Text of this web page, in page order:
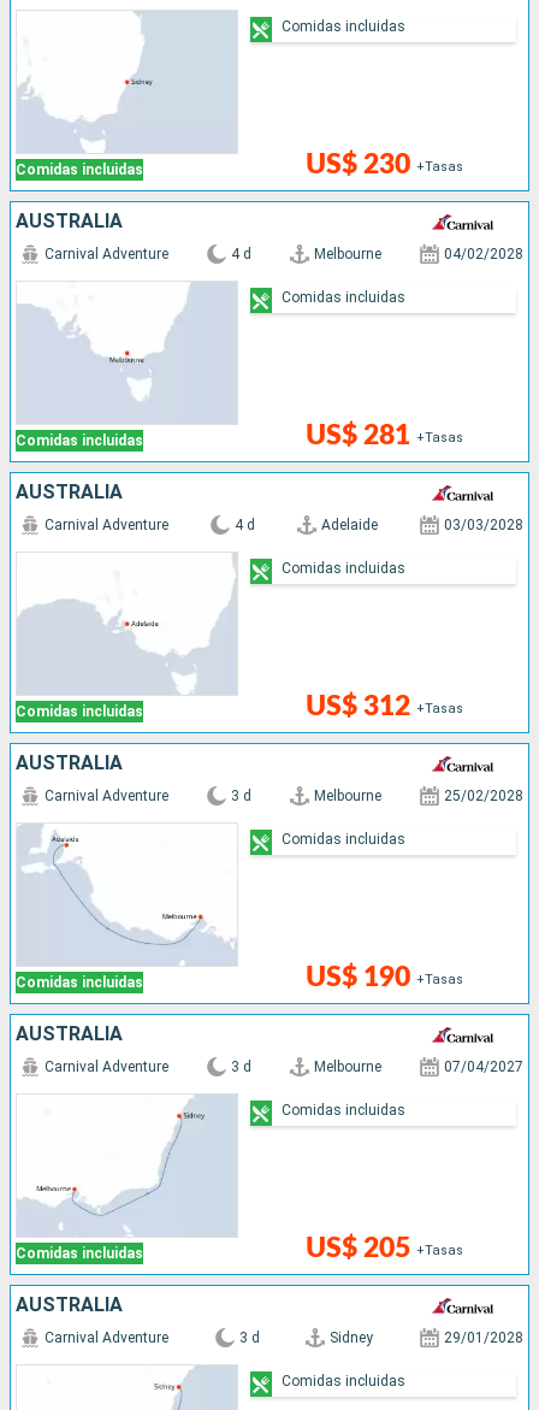
Comidas incluidas US$ 230 +Tasas
Comidas incluidas
AUSTRALIA
Comidas incluidas
Carnival Adventure 4 d Melbourne 04/02/2028
US$ 281 +Tasas
Comidas incluidas
AUSTRALIA
Comidas incluidas
Carnival Adventure 4 d Adelaide 03/03/2028
US$ 312 +Tasas
Comidas incluidas
AUSTRALIA
Comidas incluidas
Carnival Adventure 3 d Melbourne 25/02/2028
US$ 190 +Tasas
Comidas incluidas
AUSTRALIA
Comidas incluidas
Carnival Adventure 3 d Melbourne 07/04/2027
US$ 205 +Tasas
Comidas incluidas
AUSTRALIA
Carnival Adventure 3 d Sidney 29/01/2028
Comidas incluidas